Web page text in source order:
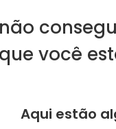
que você
Aqui estão